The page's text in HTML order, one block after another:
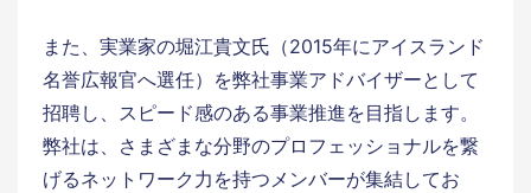
また、実業家の堀江貴文氏（2015年にアイスランド
名誉広報官へ選任）を弊社事業アドバイザーとして
招聘し、スピード感のある事業推進を目指します。
弊社は、さまざまな分野のプロフェッショナルを繋
げるネットワーク力を持つメンバーが集結してお